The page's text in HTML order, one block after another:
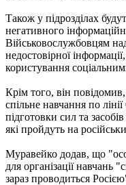
Також у підрозділах
негативного
Військовослужбовцям
недостовірної
користування
Крім того, він
спільне навчання по
підготовки сил та
які пройдуть на
Муравейко додав, що
для організації навчань
зараз проводиться